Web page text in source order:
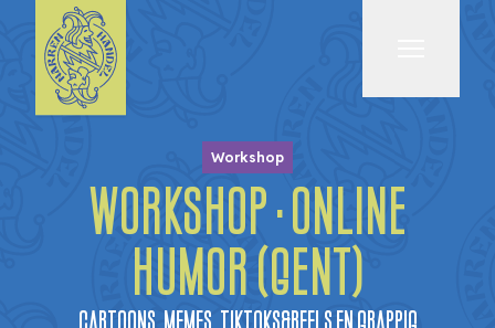
Workshop
WORKSHOP · ONLINE
HUMOR (GENT)